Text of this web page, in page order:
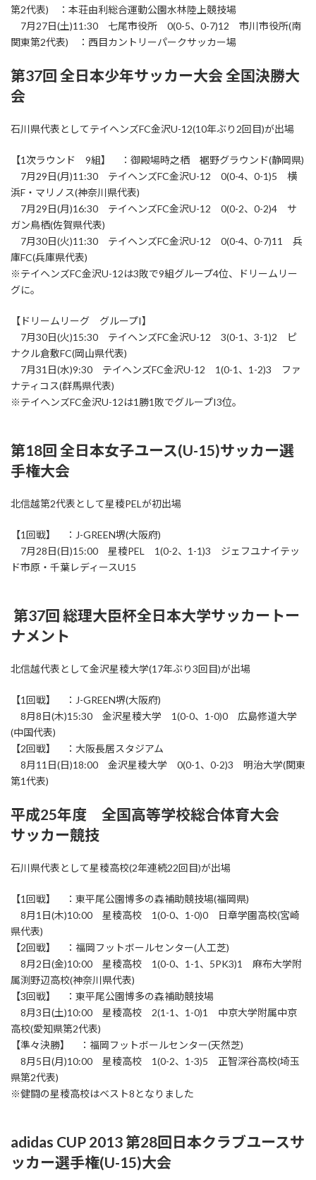
第2代表) ：本荘由利総合運動公園水林陸上競技場
7月27日(土)11:30 七尾市役所 0(0-5、0-7)12 市川市役所(南
関東第2代表) ：西目カントリーパークサッカー場
第37回 全日本少年サッカー大会 全国決勝大
会
石川県代表としてテイヘンズFC金沢U-12(10年ぶり2回目)が出場
【1次ラウンド 9組】 ：御殿場時之栖 裾野グラウンド(静岡県)
7月29日(月)11:30 テイヘンズFC金沢U-12 0(0-4、0-1)5 横
浜F・マリノス(神奈川県代表)
7月29日(月)16:30 テイヘンズFC金沢U-12 0(0-2、0-2)4 サ
ガン鳥栖(佐賀県代表)
7月30日(火)11:30 テイヘンズFC金沢U-12 0(0-4、0-7)11 兵
庫FC(兵庫県代表)
※テイヘンズFC金沢U-12は3敗で9組グループ4位、ドリームリー
グに。
【ドリームリーグ グループI】
7月30日(火)15:30 テイヘンズFC金沢U-12 3(0-1、3-1)2 ピ
ナクル倉敷FC(岡山県代表)
7月31日(水)9:30 テイヘンズFC金沢U-12 1(0-1、1-2)3 ファ
ナティコス(群馬県代表)
※テイヘンズFC金沢U-12は1勝1敗でグループI3位。
第18回 全日本女子ユース(U-15)サッカー選
手権大会
北信越第2代表として星稜PELが初出場
【1回戦】 ：J-GREEN堺(大阪府)
7月28日(日)15:00 星稜PEL 1(0-2、1-1)3 ジェフユナイテッ
ド市原・千葉レディースU15
第37回 総理大臣杯全日本大学サッカートー
ナメント
北信越代表として金沢星稜大学(17年ぶり3回目)が出場
【1回戦】 ：J-GREEN堺(大阪府)
8月8日(木)15:30 金沢星稜大学 1(0-0、1-0)0 広島修道大学
(中国代表)
【2回戦】 ：大阪長居スタジアム
8月11日(日)18:00 金沢星稜大学 0(0-1、0-2)3 明治大学(関東
第1代表)
平成25年度 全国高等学校総合体育大会
サッカー競技
石川県代表として星稜高校(2年連続22回目)が出場
【1回戦】 ：東平尾公園博多の森補助競技場(福岡県)
8月1日(木)10:00 星稜高校 1(0-0、1-0)0 日章学園高校(宮崎
県代表)
【2回戦】 ：福岡フットボールセンター(人工芝)
8月2日(金)10:00 星稜高校 1(0-0、1-1、5PK3)1 麻布大学附
属渕野辺高校(神奈川県代表)
【3回戦】 ：東平尾公園博多の森補助競技場
8月3日(土)10:00 星稜高校 2(1-1、1-0)1 中京大学附属中京
高校(愛知県第2代表)
【準々決勝】 ：福岡フットボールセンター(天然芝)
8月5日(月)10:00 星稜高校 1(0-2、1-3)5 正智深谷高校(埼玉
県第2代表)
※健闘の星稜高校はベスト8となりました
adidas CUP 2013 第28回日本クラブユースサ
ッカー選手権(U-15)大会